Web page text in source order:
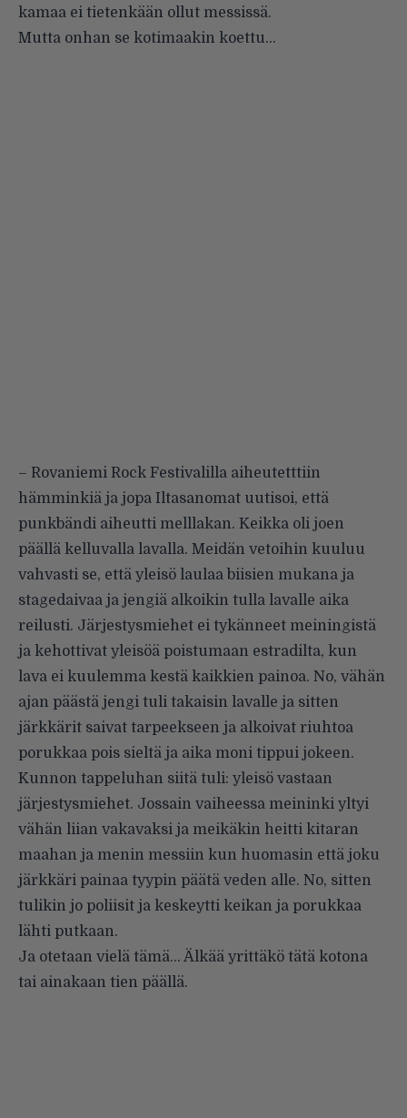
kamaa ei tietenkään ollut messissä.
Mutta onhan se kotimaakin koettu…
– Rovaniemi Rock Festivalilla aiheutetttiin
hämminkiä ja jopa Iltasanomat uutisoi, että
punkbändi aiheutti melllakan. Keikka oli joen
päällä kelluvalla lavalla. Meidän vetoihin kuuluu
vahvasti se, että yleisö laulaa biisien mukana ja
stagedaivaa ja jengiä alkoikin tulla lavalle aika
reilusti. Järjestysmiehet ei tykänneet meiningistä
ja kehottivat yleisöä poistumaan estradilta, kun
lava ei kuulemma kestä kaikkien painoa. No, vähän
ajan päästä jengi tuli takaisin lavalle ja sitten
järkkärit saivat tarpeekseen ja alkoivat riuhtoa
porukkaa pois sieltä ja aika moni tippui jokeen.
Kunnon tappeluhan siitä tuli: yleisö vastaan
järjestysmiehet. Jossain vaiheessa meininki yltyi
vähän liian vakavaksi ja meikäkin heitti kitaran
maahan ja menin messiin kun huomasin että joku
järkkäri painaa tyypin päätä veden alle. No, sitten
tulikin jo poliisit ja keskeytti keikan ja porukkaa
lähti putkaan.
Ja otetaan vielä tämä… Älkää yrittäkö tätä kotona
tai ainakaan tien päällä.